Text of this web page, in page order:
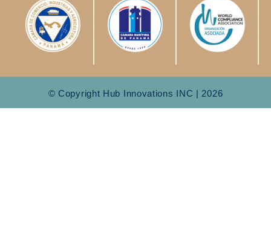
© Copyright Hub Innovations INC | 2026